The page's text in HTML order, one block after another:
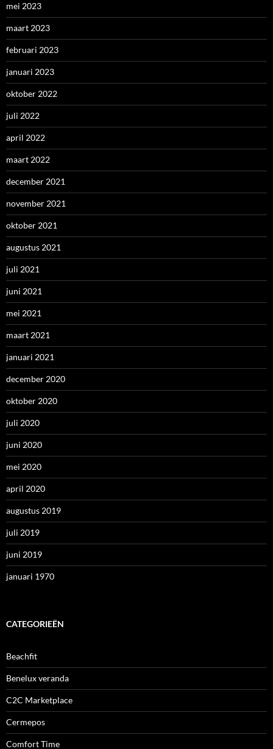
mei 2023
maart 2023
februari 2023
januari 2023
oktober 2022
juli 2022
april 2022
maart 2022
december 2021
november 2021
oktober 2021
augustus 2021
juli 2021
juni 2021
mei 2021
maart 2021
januari 2021
december 2020
oktober 2020
juli 2020
juni 2020
mei 2020
april 2020
augustus 2019
juli 2019
juni 2019
januari 1970
CATEGORIEËN
Beachfit
Benelux veranda
C2C Marketplace
Cermepos
Comfort Time